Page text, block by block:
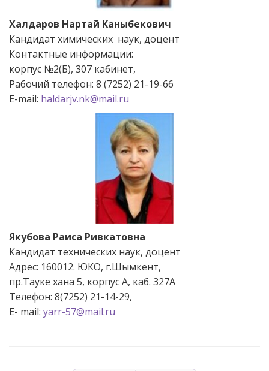
Халдаров Нартай Каныбекович
Кандидат химических наук, доцент
Контактные информации:
корпус №2(Б), 307 кабинет,
Рабочий телефон: 8 (7252) 21-19-66
Е-mail: haldarjv.nk@mail.ru
Якубова Раиса Ривкатовна
Кандидат технических наук, доцент
Адрес: 160012. ЮКО, г.Шымкент,
пр.Тауке хана 5, корпус А, каб. 327А
Телефон: 8(7252) 21-14-29,
Е- mail: yarr-57@mail.ru